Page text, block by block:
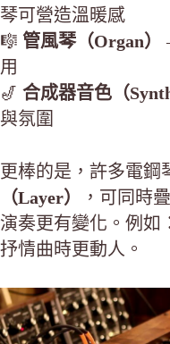
琴可營造溫暖感
🎼 管風琴（Organ）
用
🎷 合成器音色（Synth
與氛圍
更棒的是，許多電鋼
（Layer）
，可同時
演奏更有變化。例如
抒情曲時更動人。